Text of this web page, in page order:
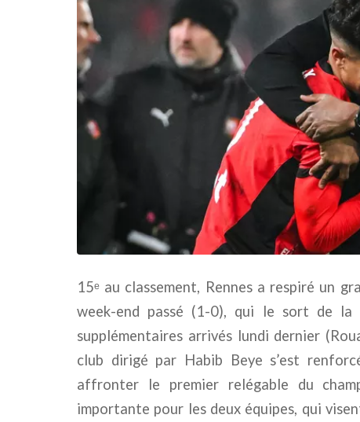
15ᵉ au classement, Rennes a respiré un
week-end passé (1-0), qui le sort de la
supplémentaires arrivés lundi dernier
club dirigé par Habib Beye s’est
affronter le premier relégable du
importante pour les deux équipes, qui